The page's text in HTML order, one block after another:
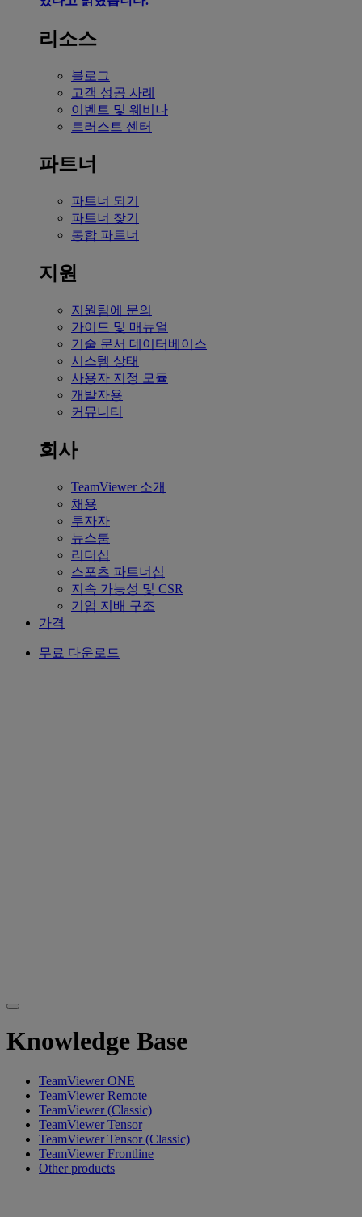
리소스
블로그
고객 성공 사례
이벤트 및 웨비나
트러스트 센터
파트너
파트너 되기
파트너 찾기
통합 파트너
지원
지원팀에 문의
가이드 및 매뉴얼
기술 문서 데이터베이스
시스템 상태
사용자 지정 모듈
개발자용
커뮤니티
회사
TeamViewer 소개
채용
투자자
뉴스룸
리더십
스포츠 파트너십
지속 가능성 및 CSR
기업 지배 구조
가격
무료 다운로드
Knowledge Base
TeamViewer ONE
TeamViewer Remote
TeamViewer (Classic)
TeamViewer Tensor
TeamViewer Tensor (Classic)
TeamViewer Frontline
Other products